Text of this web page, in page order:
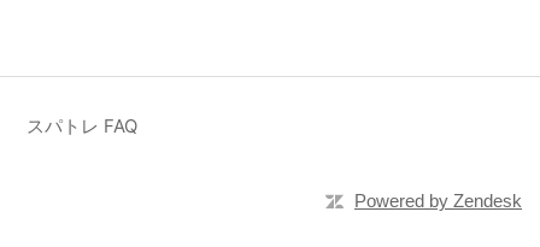
スパトレ FAQ
Powered by Zendesk